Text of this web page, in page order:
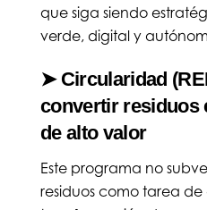
que siga siendo
verde, digital y
➤ Circularidad
convertir residuos
de alto valor
Este programa no
residuos como tarea